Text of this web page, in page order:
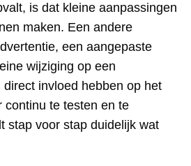
is dat kleine aanpassingen
maken. Een andere
een aangepaste
wijziging op een
direct invloed hebben op het
continu te testen en te
stap voor stap duidelijk wat